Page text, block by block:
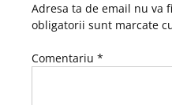
Adresa ta de email nu va
obligatorii sunt marcate
Comentariu *